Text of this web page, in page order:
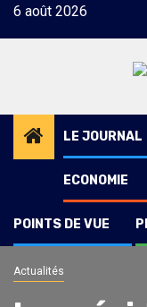
Skip6 août 2026
LE JOURNAL
ECONOMIE
POINTS DE VUE
Actualités